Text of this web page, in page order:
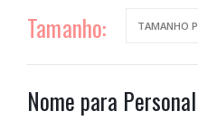
Tamanho
Nome para